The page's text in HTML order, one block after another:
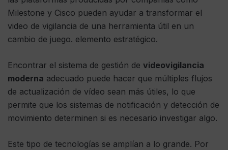
Milestone y Cisco pueden ayudar a transformar el
video de vigilancia de una herramienta útil en un
cambio de juego. elemento estratégico.
Encontrar el sistema de gestión de videovigilancia
moderna adecuado puede hacer que múltiples flujos
de actualización de vídeo sean más útiles, lo que
permite que los sistemas de notificación y detección de
movimiento determinen si es necesario investigar algo.
Este tipo de tecnologías se amplían a lo grande. Por